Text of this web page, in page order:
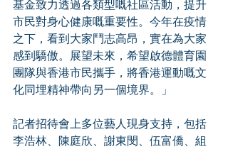
基金致力透過各類型嘅社區活動，提升
市民對身心健康嘅重要性。今年在疫情
之下，看到大家鬥志高昂，實在為大家
感到驕傲。展望未來，希望啟德體育園
團隊與香港市民攜手，將香港運動嘅文
化同埋精神帶向另一個境界。」
記者招待會上多位藝人現身支持，包括
李浩林、陳庭欣、謝東閔、伍富僑、組